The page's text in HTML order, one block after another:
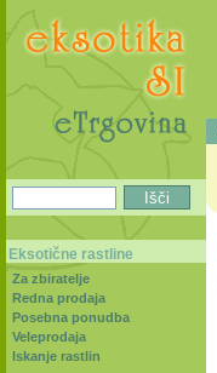
Eksotične rastline
Za zbiratelje
Redna prodaja
Posebna ponudba
Veleprodaja
Iskanje rastlin